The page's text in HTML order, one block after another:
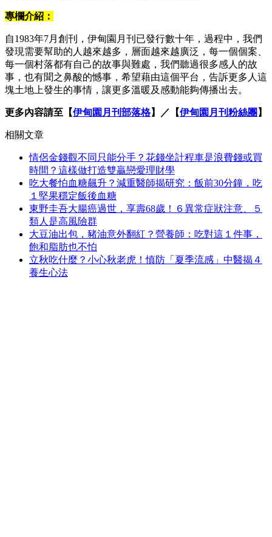
專欄介紹：
自1983年7月創刊，伊甸園月刊已發行數十年，過程中，我們
發現需要幫助的人越來越多，層面越來越廣泛，每一個個案、
每一個村落都有自己的故事與難處，我們聽過很多感人的故
事，也有聞之鼻酸的憾事，希望藉由這個平台，告訴更多人這
塊土地上發生的事情，讓更多溫暖及感動能夠傳播出去。
更多內容請至【伊甸園月刊部落格】／【伊甸園月刊粉絲團 】
相關文章
情侶金錢觀不同只能分手？花錢坐計程車是浪費錢或買
時間？這樣做打造雙贏戀愛理財學
吃大餐怕血糖飆升？減重醫師揭研究：飯前30分鐘，吃
１堅果穩定飯後血糖
東野圭吾大腸癌過世，享壽68歲！６異常症狀注意、５
類人是高風險群
大豆油出包，豬油意外翻紅？營養師：吃對這１件事，
飽和脂肪也不怕
立秋吃什麼？小心秋老虎！慎防「夏季流感」中醫揭４
養生心法